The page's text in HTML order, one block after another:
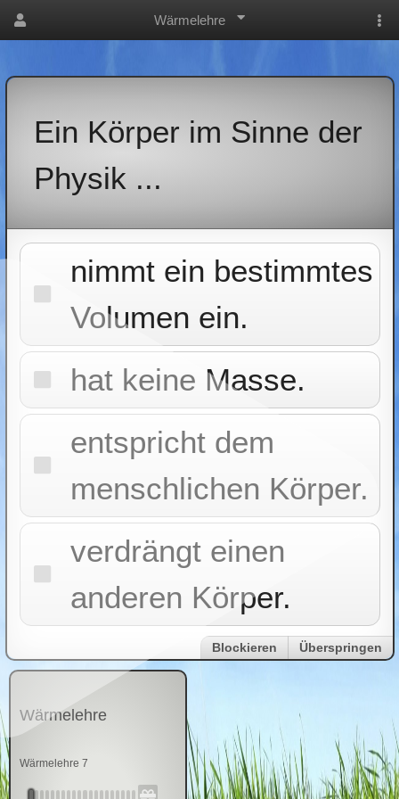
Wärmelehre
Ein Körper im Sinne der
Physik ...
nimmt ein bestimmtes
Volumen ein.
hat keine Masse.
entspricht dem
menschlichen Körper.
verdrängt einen
anderen Körper.
Blockieren Überspringen
Wärmelehre
Wärmelehre 7